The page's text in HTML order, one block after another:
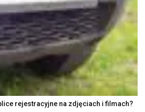
rejestracyjne na zdjęciach i filmach?